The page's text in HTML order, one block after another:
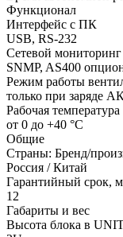
Функционал
Интерфейс с ПК
USB, RS-232
Сетевой мониторинг
SNMP, AS400
Режим работы
только при заряде
Рабочая температура
от 0 до +40 °С
Общие
Страны: Бренд/
Россия / Китай
Гарантийный срок,
12
Габариты и вес
Высота блока в